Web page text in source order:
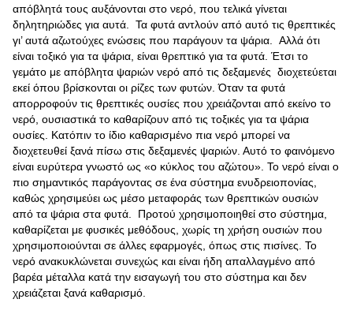
απόβλητά τους αυξάνονται στο νερό, που τελικά γίνεται
δηλητηριώδες για αυτά. Τα φυτά αντλούν από αυτό τις θρεπτικές
γι’ αυτά αζωτούχες ενώσεις που παράγουν τα ψάρια. Αλλά ότι
είναι τοξικό για τα ψάρια, είναι θρεπτικό για τα φυτά. Έτσι το
γεμάτο με απόβλητα ψαριών νερό από τις δεξαμενές διοχετεύεται
εκεί όπου βρίσκονται οι ρίζες των φυτών. Όταν τα φυτά
απορροφούν τις θρεπτικές ουσίες που χρειάζονται από εκείνο το
νερό, ουσιαστικά το καθαρίζουν από τις τοξικές για τα ψάρια
ουσίες. Κατόπιν το ίδιο καθαρισμένο πια νερό μπορεί να
διοχετευθεί ξανά πίσω στις δεξαμενές ψαριών. Αυτό το φαινόμενο
είναι ευρύτερα γνωστό ως «ο κύκλος του αζώτου». Το νερό είναι ο
πιο σημαντικός παράγοντας σε ένα σύστημα ενυδρειοπονίας,
καθώς χρησιμεύει ως μέσο μεταφοράς των θρεπτικών ουσιών
από τα ψάρια στα φυτά. Προτού χρησιμοποιηθεί στο σύστημα,
καθαρίζεται με φυσικές μεθόδους, χωρίς τη χρήση ουσιών που
χρησιμοποιούνται σε άλλες εφαρμογές, όπως στις πισίνες. Το
νερό ανακυκλώνεται συνεχώς και είναι ήδη απαλλαγμένο από
βαρέα μέταλλα κατά την εισαγωγή του στο σύστημα και δεν
χρειάζεται ξανά καθαρισμό.